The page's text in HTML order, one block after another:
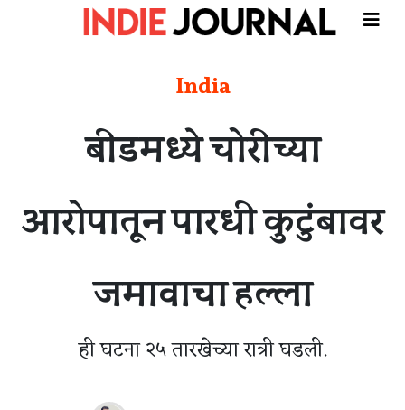
India
बीडमध्ये चोरीच्या
आरोपातून पारधी कुटुंबावर
जमावाचा हल्ला
ही घटना २५ तारखेच्या रात्री घडली.